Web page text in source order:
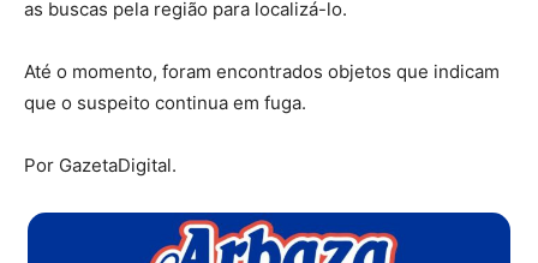
as buscas pela região para localizá-lo.
Até o momento, foram encontrados objetos que indicam
que o suspeito continua em fuga.
Por GazetaDigital.